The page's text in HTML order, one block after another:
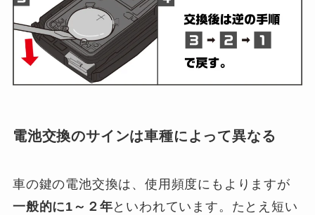
電池交換のサインは車種によって異なる
車の鍵の電池交換は、使用頻度にもよりますが
一般的に1～２年といわれています。たとえ短い